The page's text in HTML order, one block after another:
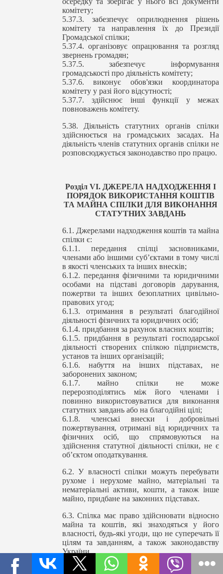
комітету;
5.37.3. забезпечує оприлюднення рішень
комітету та направлення їх до Президії
Громадської спілки;
5.37.4. організовує опрацювання та розгляд
звернень громадян;
5.37.5. забезпечує інформування
громадськості про діяльність комітету;
5.37.6. виконує обов'язки координатора
комітету у разі його відсутності;
5.37.7. здійснює інші функції у межах
повноважень комітету.
5.38. Діяльність статутних органів спілки
здійснюється на громадських засадах. На
діяльність членів статутних органів спілки не
розповсюджується законодавство про працю.
Розділ VІ. ДЖЕРЕЛА НАДХОДЖЕННЯ І
ПОРЯДОК ВИКОРИСТАННЯ КОШТІВ
ТА МАЙНА СПІЛКИ ДЛЯ ВИКОНАННЯ
СТАТУТНИХ ЗАВДАНЬ
6.1. Джерелами надходження коштів та майна
спілки є:
6.1.1. передання спілці засновниками,
членами або іншими суб’єктами в тому числі
в якості членських та інших внесків;
6.1.2. передання фізичними та юридичними
особами на підставі договорів дарування,
пожертви та інших безоплатних цивільно-
правових угод;
6.1.3. отримання в результаті благодійної
діяльності фізичних та юридичних осіб;
6.1.4. придбання за рахунок власних коштів;
6.1.5. придбання в результаті господарської
діяльності створених спілкою підприємств,
установ та інших організацій;
6.1.6. набуття на інших підставах, не
заборонених законом;
6.1.7. майно спілки не може
перерозподілятись між його членами і
повинно використовуватися для виконання
статутних завдань або на благодійні цілі;
6.1.8. членські внески і добровільні
пожертвування, отримані від юридичних та
фізичних осіб, що спрямовуються на
здійснення статутної діяльності спілки, не є
об’єктом оподаткування.
6.2. У власності спілки можуть перебувати
рухоме і нерухоме майно, матеріальні та
нематеріальні активи, кошти, а також інше
майно, придбане на законних підставах.
6.3. Спілка має право здійснювати відносно
майна та коштів, які знаходяться у його
власності, будь-які угоди, що не суперечать її
цілям та завданням, а також законодавству
України.
6.4. Спілка набуває право власності у